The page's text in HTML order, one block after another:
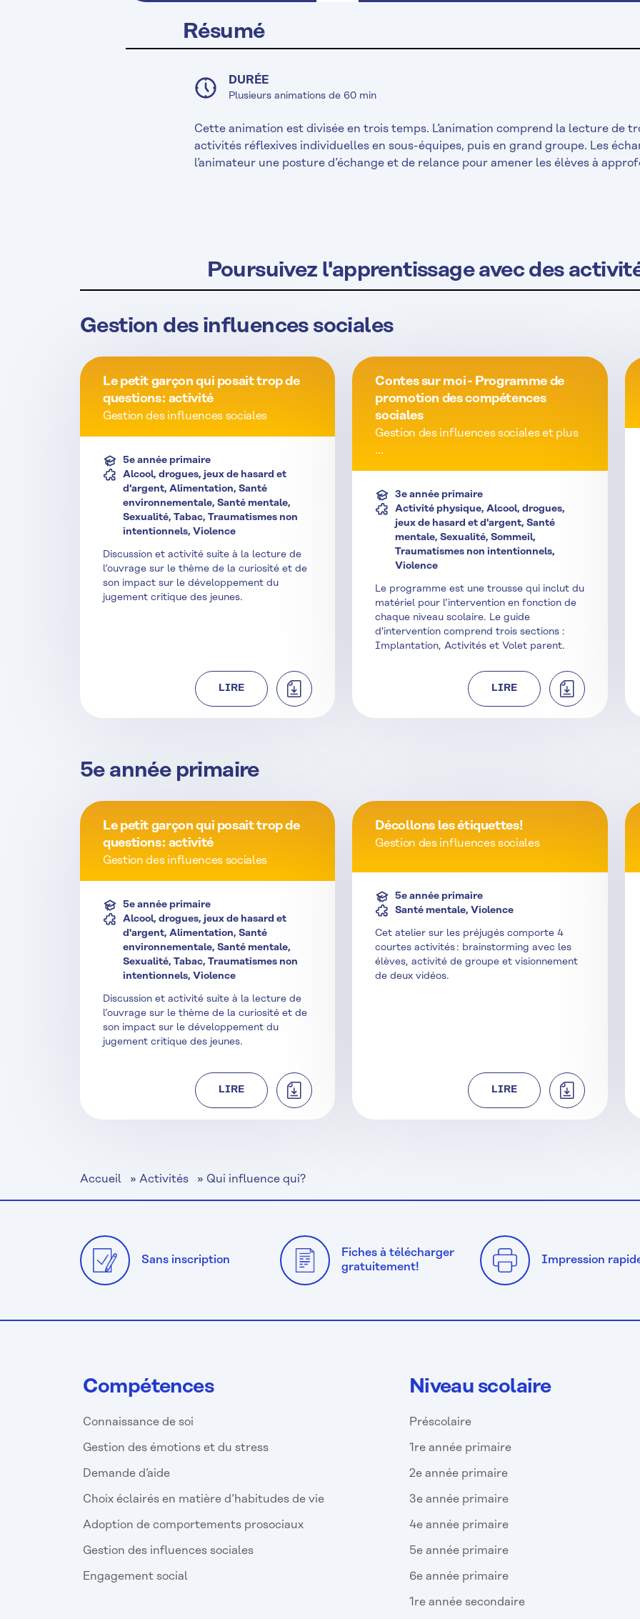
Résumé
DURÉE
Plusieurs animations de 60 min
Cette animation est divisée en trois temps. L’animation comprend la lecture de
activités réflexives individuelles en sous-équipes, puis en grand groupe. Les
l’animateur une posture d’échange et de relance pour amener les élèves à
Poursuivez l'apprentissage avec des
Gestion des influences sociales
Le petit garçon qui posait trop de
questions : activité
Gestion des influences sociales
5e année primaire
Alcool, drogues, jeux de hasard et
d'argent, Alimentation, Santé
environnementale, Santé mentale,
Sexualité, Tabac, Traumatismes non
intentionnels, Violence
Discussion et activité suite à la lecture de
l’ouvrage sur le thème de la curiosité et de
son impact sur le développement du
jugement critique des jeunes.
LIRE TÉLÉCHARGER
Contes sur moi - Programme de
promotion des compétences
sociales
Gestion des influences sociales et plus
...
3e année primaire
Activité physique, Alcool, drogues,
jeux de hasard et d'argent, Santé
mentale, Sexualité, Sommeil,
Traumatismes non intentionnels,
Violence
Le programme est une trousse qui inclut du
matériel pour l’intervention en fonction de
chaque niveau scolaire. Le guide
d'intervention comprend trois sections :
Implantation, Activités et Volet parent.
LIRE TÉLÉCHARGER
5e année primaire
Le petit garçon qui posait trop de
questions : activité
Gestion des influences sociales
5e année primaire
Alcool, drogues, jeux de hasard et
d'argent, Alimentation, Santé
environnementale, Santé mentale,
Sexualité, Tabac, Traumatismes non
intentionnels, Violence
Discussion et activité suite à la lecture de
l’ouvrage sur le thème de la curiosité et de
son impact sur le développement du
jugement critique des jeunes.
LIRE TÉLÉCHARGER
Décollons les étiquettes!
Gestion des influences sociales
5e année primaire
Santé mentale, Violence
Cet atelier sur les préjugés comporte 4
courtes activités : brainstorming avec les
élèves, activité de groupe et visionnement
de deux vidéos.
LIRE TÉLÉCHARGER
Accueil » Activités » Qui influence qui?
Sans inscription
Fiches à télécharger
gratuitement!
Impression
Compétences
Connaissance de soi
Gestion des émotions et du stress
Demande d’aide
Choix éclairés en matière d’habitudes de vie
Adoption de comportements prosociaux
Gestion des influences sociales
Engagement social
Niveau scolaire
Préscolaire
1re année primaire
2e année primaire
3e année primaire
4e année primaire
5e année primaire
6e année primaire
1re année secondaire